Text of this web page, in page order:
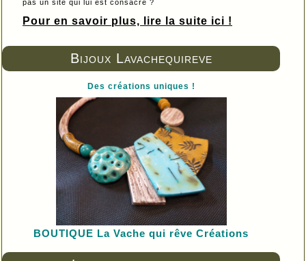
Bijoux Lavachequireve
Des créations uniques !
BOUTIQUE La Vache qui rêve Créations
pas un site qui lui est consacré ?
Pour en savoir plus, lire la suite ici !